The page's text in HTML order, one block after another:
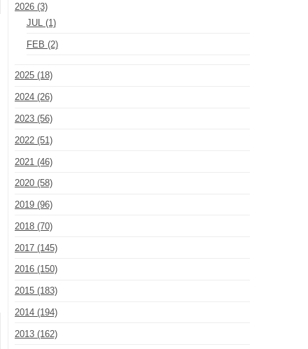
2026 (3)
JUL (1)
FEB (2)
2025 (18)
2024 (26)
2023 (56)
2022 (51)
2021 (46)
2020 (58)
2019 (96)
2018 (70)
2017 (145)
2016 (150)
2015 (183)
2014 (194)
2013 (162)